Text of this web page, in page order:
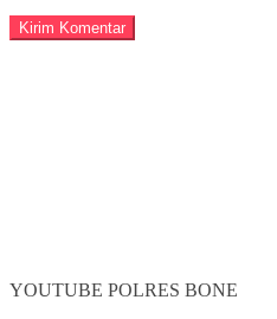
YOUTUBE POLRES BONE